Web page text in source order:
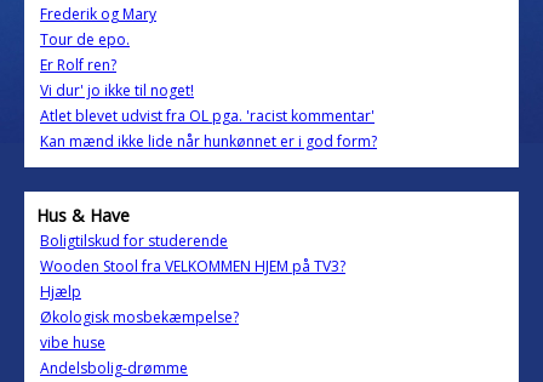
Frederik og Mary
Tour de epo.
Er Rolf ren?
Vi dur' jo ikke til noget!
Atlet blevet udvist fra OL pga. 'racist kommentar'
Kan mænd ikke lide når hunkønnet er i god form?
Hus & Have
Boligtilskud for studerende
Wooden Stool fra VELKOMMEN HJEM på TV3?
Hjælp
Økologisk mosbekæmpelse?
vibe huse
Andelsbolig-drømme